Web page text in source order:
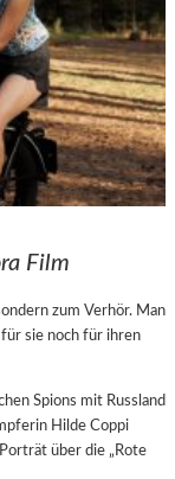
Film
zum Verhör. Man
sie noch für ihren
Spions mit Russland
Hilde Coppi
über die „Rote